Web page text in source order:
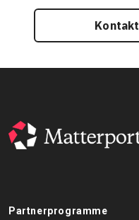
Kontakt
Partnerprogramme